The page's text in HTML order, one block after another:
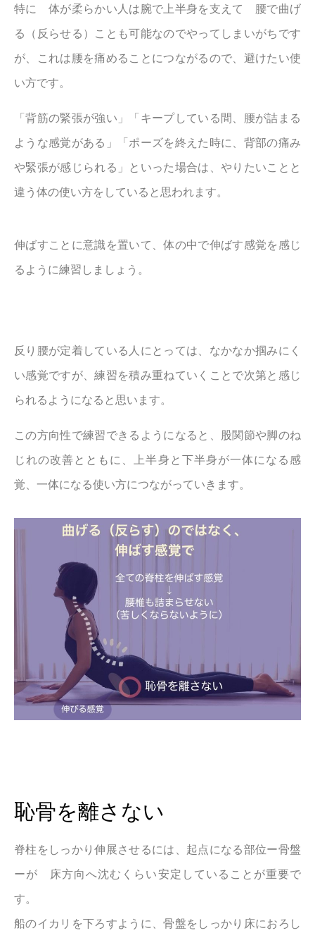
特に 体が柔らかい人は腕で上半身を支えて 腰で曲げ
る（反らせる）ことも可能なのでやってしまいがちです
が、これは腰を痛めることにつながるので、避けたい使
い方です。
「背筋の緊張が強い」「キープしている間、腰が詰まる
ような感覚がある」「ポーズを終えた時に、背部の痛み
や緊張が感じられる」といった場合は、やりたいことと
違う体の使い方をしていると思われます。
伸ばすことに意識を置いて、体の中で伸ばす感覚を感じ
るように練習しましょう。
反り腰が定着している人にとっては、なかなか掴みにく
い感覚ですが、練習を積み重ねていくことで次第と感じ
られるようになると思います。
この方向性で練習できるようになると、股関節や脚のね
じれの改善とともに、上半身と下半身が一体になる感
覚、一体になる使い方につながっていきます。
恥骨を離さない
脊柱をしっかり伸展させるには、起点になる部位ー骨盤
ーが 床方向へ沈むくらい安定していることが重要で
す。
船のイカリを下ろすように、骨盤をしっかり床におろし